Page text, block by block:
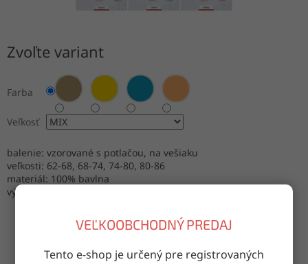
VEĽKOOBCHODNÝ PREDAJ
Tento e-shop je určený pre registrovaných
Zvoľte variant
Farba
Veľkosť
balenie: vzorované s potlačou, na vešiaku
veľkosti: 62-68, 68-74, 74-80, 80-86
materiál: 100% bavlna
výroba: Turecko
OPÝTAŤ SA ZDIEĽAŤ